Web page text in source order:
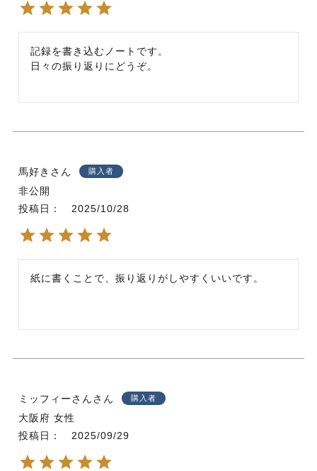
記録を書き込むノートです。
日々の振り返りにどうぞ。
馬好き 購入者
非公開
投稿日
2025/10/28
紙に書くことで、振り返りがしやすくいいです。
ミッフィーさん 購入者
大阪府 女性
投稿日
2025/09/29